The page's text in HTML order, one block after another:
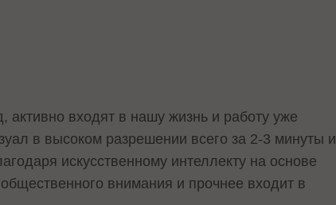
входят в нашу жизнь и работу уже
в высоком разрешении всего за 2-3 минуты и
искусственному интеллекту на основе
внимания и прочнее входит в